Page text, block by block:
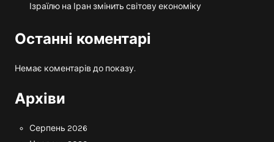
Ізраїлю на Іран змінить світову економіку
Останні коментарі
Немає коментарів до показу.
Архіви
Серпень 2026